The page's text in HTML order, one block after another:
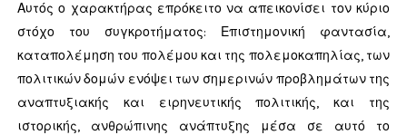
Αυτός ο χαρακτήρας επρόκειτο να απεικονίσει τον κύριο
στόχο του συγκροτήματος: Επιστημονική φαντασία,
καταπολέμηση του πολέμου και της πολεμοκαπηλίας, των
πολιτικών δομών ενόψει των σημερινών προβλημάτων της
αναπτυξιακής και ειρηνευτικής πολιτικής, και της
ιστορικής, ανθρώπινης ανάπτυξης μέσα σε αυτό το